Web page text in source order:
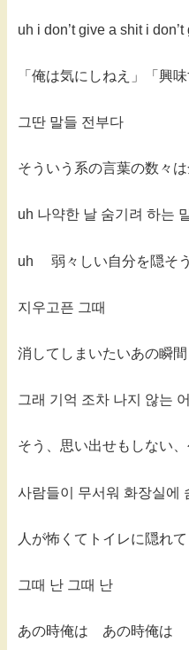
uh i don’t give a shit i
「俺は気にしねえ」「興味
그딴 말들 전부다
そういう系の言葉の数々は
uh 나약한 날 숨기려 하는
uh 弱々しい自分を隠そ
지우고픈 그때
消してしまいたいあの瞬間
그래 기억 조차 나지 않는
そう、思い出せもしない
사람들이 무서워 화장실에
人が怖くてトイレに隠れ
그때 난 그때 난
あの時俺は あの時俺は